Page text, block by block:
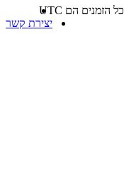
כל הזמנים הם UTC
יצירת קשר